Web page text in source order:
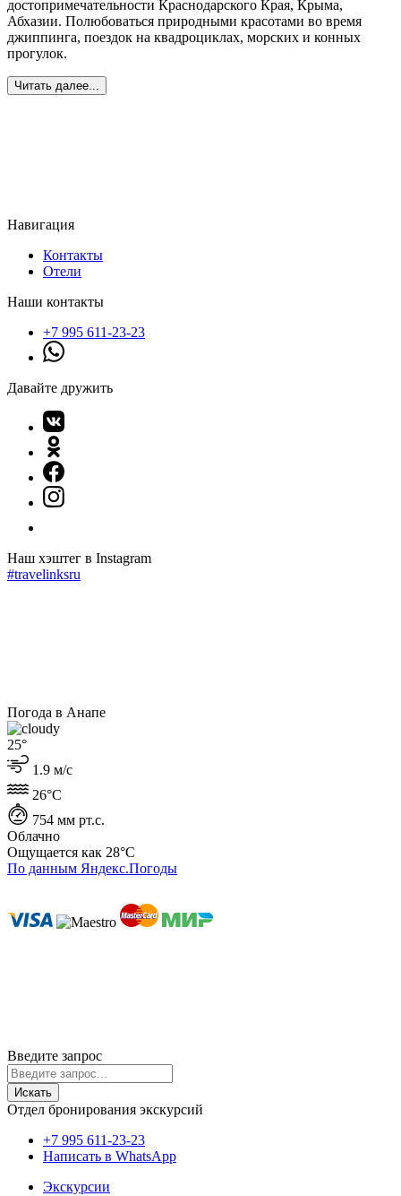
достопримечательности Краснодарского Края, Крыма,
Абхазии. Полюбоваться природными красотами во время
джиппинга, поездок на квадроциклах, морских и конных
прогулок.
Читать далее...
Навигация
Контакты
Отели
Наши контакты
+7 995 611-23-23
Давайте дружить
Наш хэштег в Instagram
#travelinksru
Погода в Анапе
25°
1.9 м/с
26°C
754 мм рт.с.
Облачно
Ощущается как 28°C
По данным Яндекс.Погоды
Введите запрос
Искать
Отдел бронирования экскурсий
+7 995 611-23-23
Написать в WhatsApp
Экскурсии